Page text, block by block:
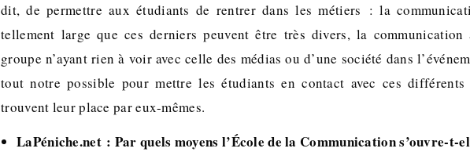
dit, de permettre aux étudiants de rentrer dans les métiers : la
tellement large que ces derniers peuvent être très divers, la communication
groupe n’ayant rien à voir avec celle des médias ou d’une société dans
tout notre possible pour mettre les étudiants en contact avec ces différents
trouvent leur place par eux-mêmes.
LaPéniche.net : Par quels moyens l’École de la Communication s’ouvre-t-